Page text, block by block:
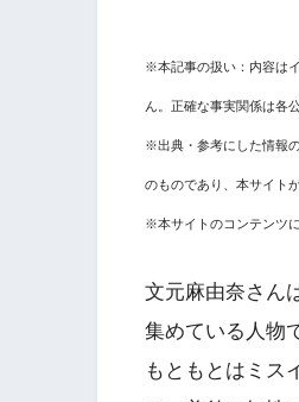
※本記事の扱い：内容は
ん。正確な事実関係は各
※出典・参考にした情報
のものであり、本サイト
※本サイトのコンテンツ
文元麻由奈さん
集めている人物
もともとはミス